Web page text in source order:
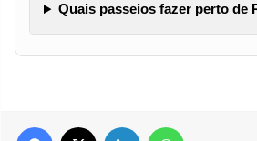
Quais passeios fazer perto de
Facebook Linkedin